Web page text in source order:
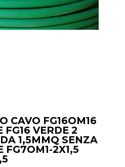
CAVO FG16OM16
VERDE 2
1,5MMQ SENZA
FG7OM1-2X1,5